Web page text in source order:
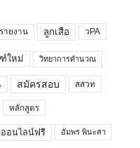
รายงาน ลูกเสือ วPA
ใหม่ วิทยาการคำนวณ
สมัครสอบ สสวท
หลักสูตร
อนไลน์ฟรี อัมพร พินะสา